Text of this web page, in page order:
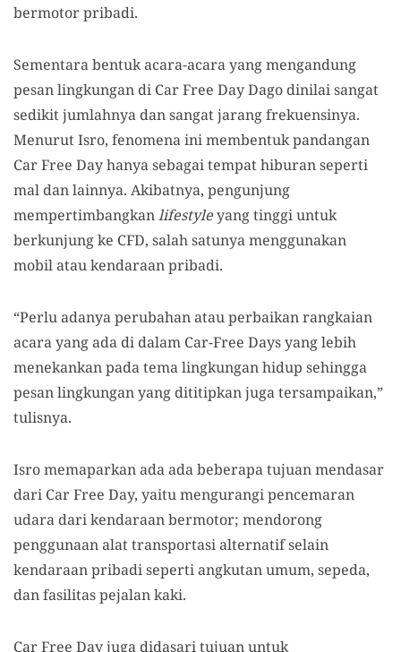
bermotor pribadi.
Sementara bentuk acara-acara yang mengandung
pesan lingkungan di Car Free Day Dago dinilai sangat
sedikit jumlahnya dan sangat jarang frekuensinya.
Menurut Isro, fenomena ini membentuk pandangan
Car Free Day hanya sebagai tempat hiburan seperti
mal dan lainnya. Akibatnya, pengunjung
mempertimbangkanlifestyleyang tinggi untuk
berkunjung ke CFD, salah satunya menggunakan
mobil atau kendaraan pribadi.
“Perlu adanya perubahan atau perbaikan rangkaian
acara yang ada di dalam Car-Free Days yang lebih
menekankan pada tema lingkungan hidup sehingga
pesan lingkungan yang dititipkan juga tersampaikan,”
tulisnya.
Isro memaparkan ada ada beberapa tujuan mendasar
dari Car Free Day, yaitu mengurangi pencemaran
udara dari kendaraan bermotor; mendorong
penggunaan alat transportasi alternatif selain
kendaraan pribadi seperti angkutan umum, sepeda,
dan fasilitas pejalan kaki.
Car Free Day juga didasari tujuan untuk